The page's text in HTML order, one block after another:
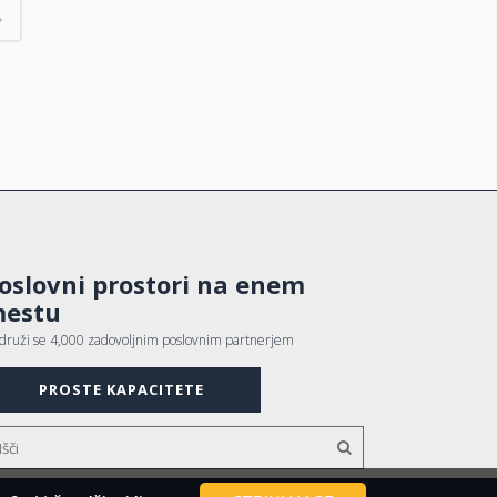
prostori na enem
se 4,000 zadovoljnim poslovnim partnerjem
PROSTE KAPACITETE